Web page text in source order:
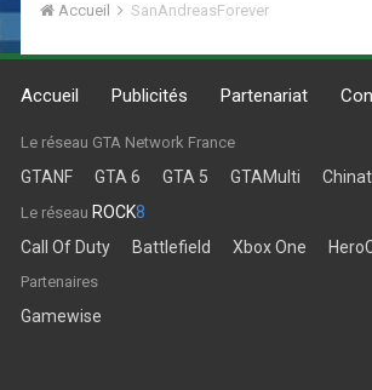
Accueil SanAndreasForever
Accueil Publicités Partenariat
Le réseau GTA Network France
GTANF GTA 6 GTA 5 GTAMulti
Le réseau ROCK8
Call Of Duty
Battlefield Xbox One
Partenaires
Gamewise